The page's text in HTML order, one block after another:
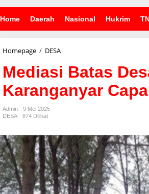
Home Daerah Nasional Hukrim
Homepage / DESAMediasi
Desa
Randutata
dan
Karanganyar
Mediasi Batas
Karanganyar
Admin
9 Mei 2025
DESA
874 Dilihat